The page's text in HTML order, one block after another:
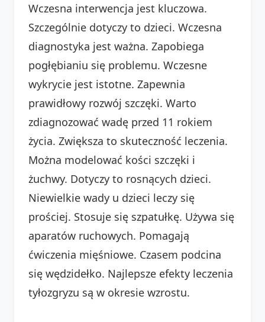
Wczesna interwencja jest kluczowa.
Szczególnie dotyczy to dzieci. Wczesna
diagnostyka jest ważna. Zapobiega
pogłębianiu się problemu. Wczesne
wykrycie jest istotne. Zapewnia
prawidłowy rozwój szczęki. Warto
zdiagnozować wadę przed 11 rokiem
życia. Zwiększa to skuteczność leczenia.
Można modelować kości szczęki i
żuchwy. Dotyczy to rosnących dzieci.
Niewielkie wady u dzieci leczy się
prościej. Stosuje się szpatułkę. Używa się
aparatów ruchowych. Pomagają
ćwiczenia mięśniowe. Czasem podcina
się wędzidełko. Najlepsze efekty leczenia
tyłozgryzu są w okresie wzrostu.